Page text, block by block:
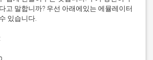
고 말합니까? 우선 아래에있는 에뮬레이터